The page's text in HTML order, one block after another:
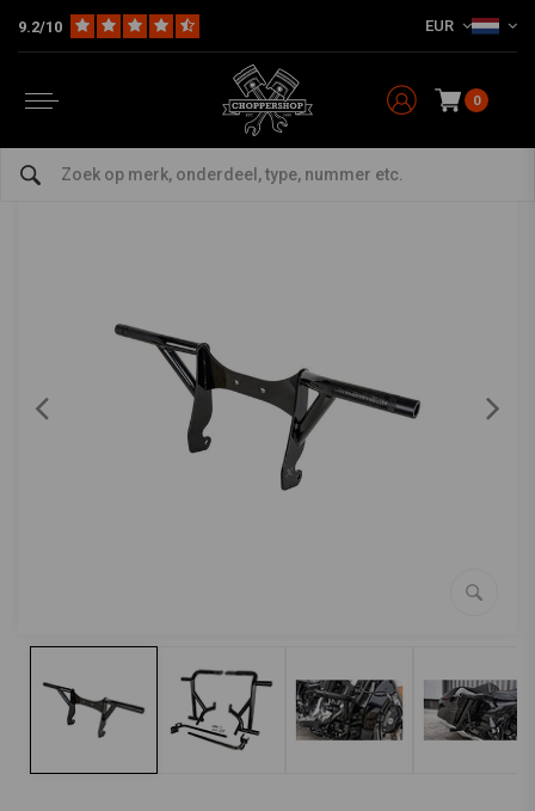
9.2/10 EUR
0
Brawler Crash Bar Kit Touring | Zwart
Brawler Crash Bar Kit Touring | Zwart